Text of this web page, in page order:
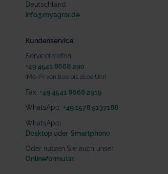
Deutschland
info@myagrar.de
Kundenservice:
Servicetelefon:
+49 4541 8668 290
(Mo.-Fr. von 8.00 bis 16.00 Uhr)
Fax: +49 4541 8668 2919
WhatsApp: +49 1578 5137188
WhatsApp:
Desktop oder Smartphone
Oder nutzen Sie auch unser
Onlineformular